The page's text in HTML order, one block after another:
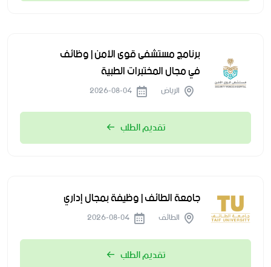
برنامج مستشفى قوى الأمن | وظائف
في مجال المختبرات الطبية
الرياض
تقديم الطلب
جامعة الطائف | وظيفة بمجال إداري
الطائف
تقديم الطلب